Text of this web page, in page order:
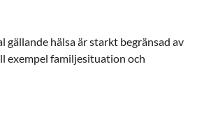
gällande hälsa är starkt begränsad av
exempel familjesituation och